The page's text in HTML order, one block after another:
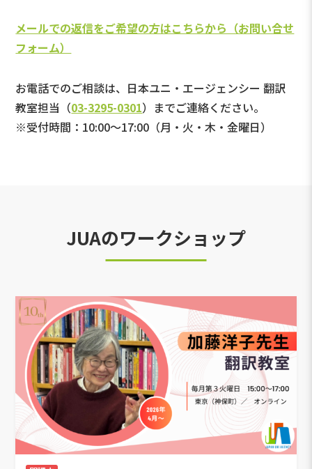
メールでの返信をご希望の方はこちらから（お問い合せ
フォーム）
お電話でのご相談は、日本ユニ・エージェンシー 翻訳
教室担当（03-3295-0301）までご連絡ください。
※受付時間：10:00～17:00（月・火・木・金曜日）
JUAのワークショップ